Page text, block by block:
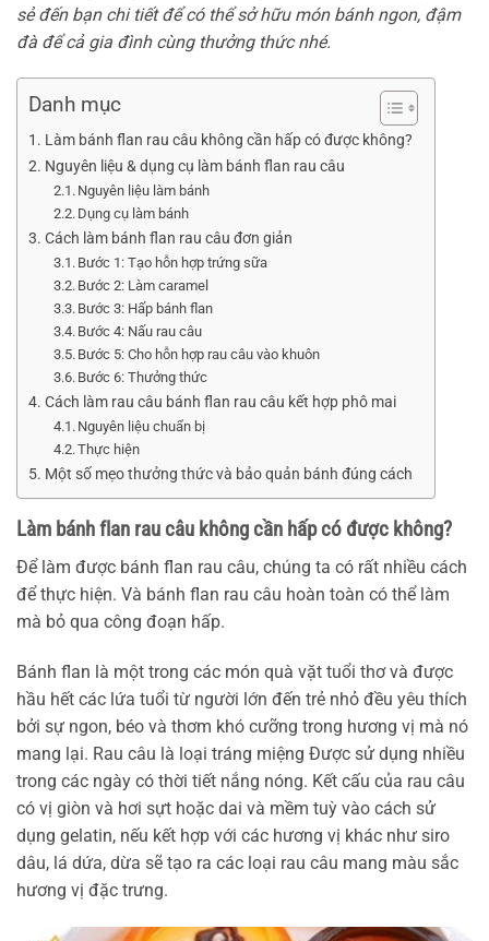
sẻ đến bạn chi tiết để có thể sở hữu món bánh ngon, đậm
đà để cả gia đình cùng thưởng thức nhé.
Danh mục
Làm bánh flan rau câu không cần hấp có được không?
Nguyên liệu & dụng cụ làm bánh flan rau câu
Nguyên liệu làm bánh
Dụng cụ làm bánh
Cách làm bánh flan rau câu đơn giản
Bước 1: Tạo hỗn hợp trứng sữa
Bước 2: Làm caramel
Bước 3: Hấp bánh flan
Bước 4: Nấu rau câu
Bước 5: Cho hỗn hợp rau câu vào khuôn
Bước 6: Thưởng thức
Cách làm rau câu bánh flan rau câu kết hợp phô mai
Nguyên liệu chuẩn bị
Thực hiện
Một số mẹo thưởng thức và bảo quản bánh đúng cách
Làm bánh flan rau câu không cần hấp có được không?
Để làm được bánh flan rau câu, chúng ta có rất nhiều cách
để thực hiện. Và bánh flan rau câu hoàn toàn có thể làm
mà bỏ qua công đoạn hấp.
Bánh flan là một trong các món quà vặt tuổi thơ và được
hầu hết các lứa tuổi từ người lớn đến trẻ nhỏ đều yêu thích
bởi sự ngon, béo và thơm khó cưỡng trong hương vị mà nó
mang lại. Rau câu là loại tráng miệng Được sử dụng nhiều
trong các ngày có thời tiết nắng nóng. Kết cấu của rau câu
có vị giòn và hơi sựt hoặc dai và mềm tuỳ vào cách sử
dụng gelatin, nếu kết hợp với các hương vị khác như siro
dâu, lá dứa, dừa sẽ tạo ra các loại rau câu mang màu sắc
hương vị đặc trưng.